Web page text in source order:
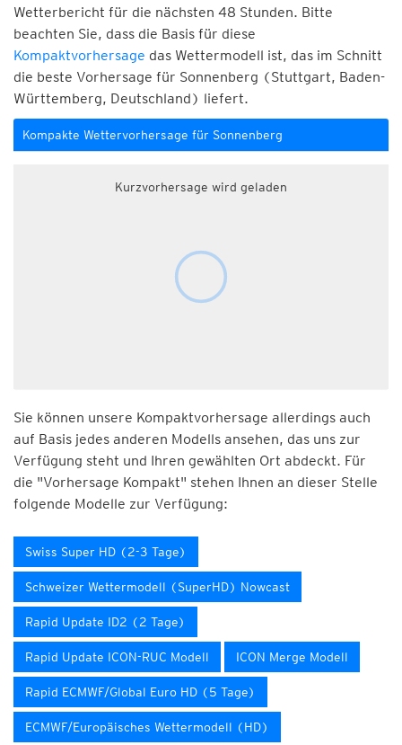
Wetterbericht für die nächsten 48 Stunden. Bitte
beachten Sie, dass die Basis für diese
Kompaktvorhersage das Wettermodell ist, das im Schnitt
die beste Vorhersage für Sonnenberg (Stuttgart, Baden-
Württemberg, Deutschland) liefert.
Kompakte Wettervorhersage für Sonnenberg
Kurzvorhersage wird geladen
Sie können unsere Kompaktvorhersage allerdings auch
auf Basis jedes anderen Modells ansehen, das uns zur
Verfügung steht und Ihren gewählten Ort abdeckt. Für
die "Vorhersage Kompakt" stehen Ihnen an dieser Stelle
folgende Modelle zur Verfügung:
Swiss Super HD (2-3 Tage)
Schweizer Wettermodell (SuperHD) Nowcast
Rapid Update ID2 (2 Tage)
Rapid Update ICON-RUC Modell ICON Merge Modell
Rapid ECMWF/Global Euro HD (5 Tage)
ECMWF/Europäisches Wettermodell (HD)